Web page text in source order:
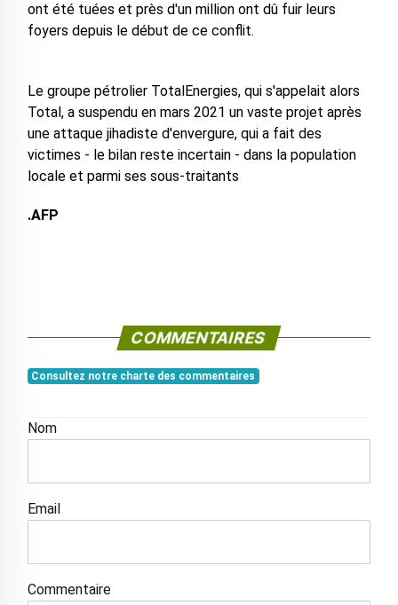
ont été tuées et près d'un million ont dû fuir leurs
foyers depuis le début de ce conflit.
Le groupe pétrolier TotalEnergies, qui s'appelait alors
Total, a suspendu en mars 2021 un vaste projet après
une attaque jihadiste d'envergure, qui a fait des
victimes - le bilan reste incertain - dans la population
locale et parmi ses sous-traitants
.AFP
COMMENTAIRES
Consultez notre charte des commentaires
Nom
Email
Commentaire